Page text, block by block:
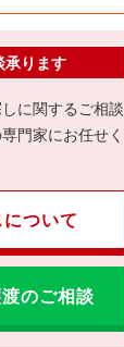
承ります
に関するご相談
門家にお任せく
ついて
のご相談